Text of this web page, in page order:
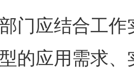
应结合工作
的应用需求